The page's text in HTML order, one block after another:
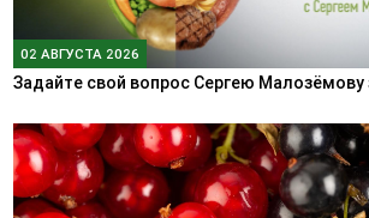
02 АВГУСТА 2026
Задайте свой вопрос Сергею Малозёмову